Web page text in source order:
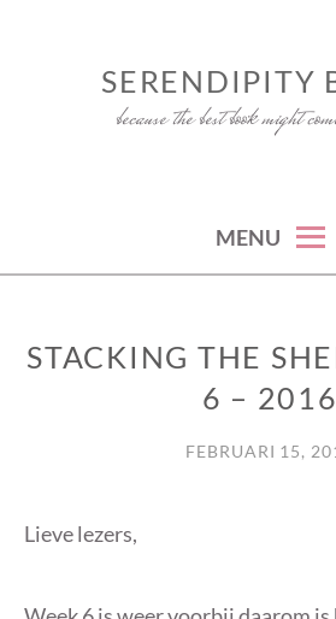
SERENDIPITY
because the best book might
MENU
STACKING
STACKING THE
6 – 2016
FEBRUARI 15,
Lieve lezers,